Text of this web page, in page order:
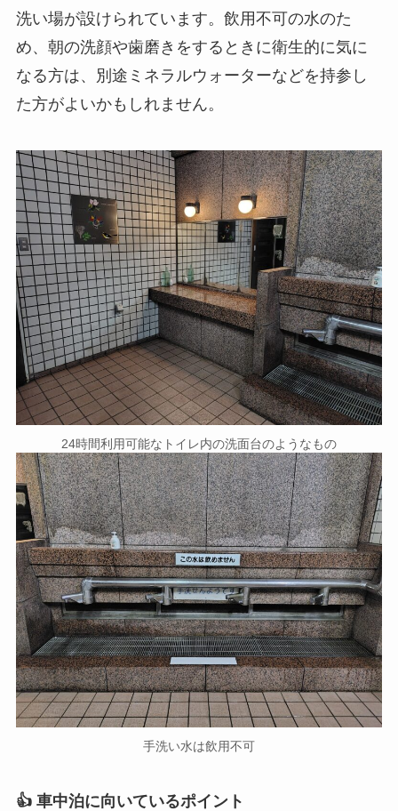
洗い場が設けられています。飲用不可の水のた
め、朝の洗顔や歯磨きをするときに衛生的に気に
なる方は、別途ミネラルウォーターなどを持参し
た方がよいかもしれません。
24時間利用可能なトイレ内の洗面台のようなもの
手洗い水は飲用不可
👍 車中泊に向いているポイント